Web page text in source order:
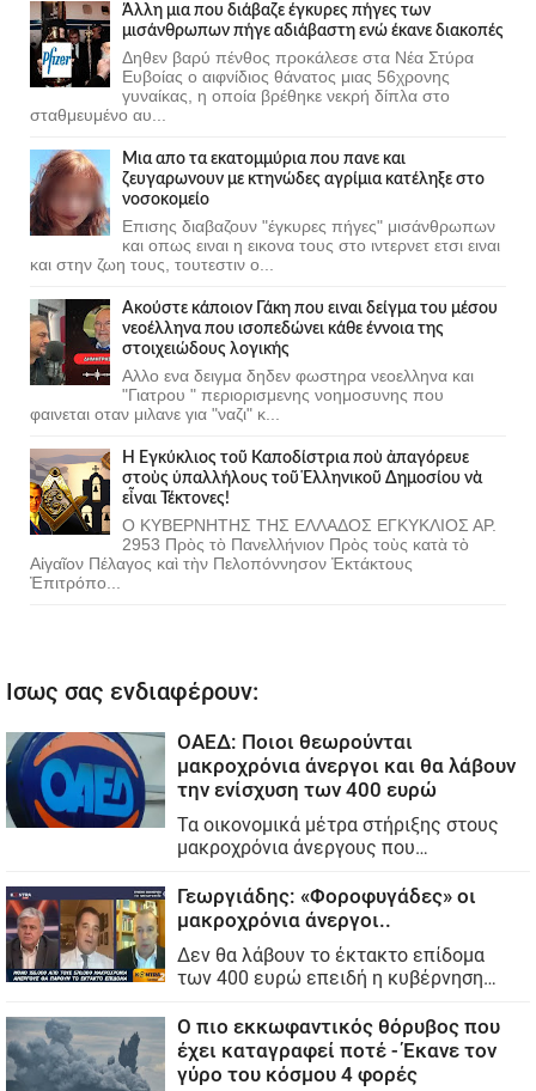
Άλλη μια που διάβαζε έγκυρες πήγες των
μισάνθρωπων πήγε αδιάβαστη ενώ έκανε διακοπές
Δηθεν βαρύ πένθος προκάλεσε στα Νέα Στύρα
Ευβοίας ο αιφνίδιος θάνατος μιας 56χρονης
γυναίκας, η οποία βρέθηκε νεκρή δίπλα στο
σταθμευμένο αυ...
Μια απο τα εκατομμύρια που πανε και
ζευγαρωνουν με κτηνώδες αγρίμια κατέληξε στο
νοσοκομείο
Επισης διαβαζουν "έγκυρες πήγες" μισάνθρωπων
και οπως ειναι η εικονα τους στο ιντερνετ ετσι ειναι
και στην ζωη τους, τουτεστιν ο...
Ακούστε κάποιον Γάκη που ειναι δείγμα του μέσου
νεοέλληνα που ισοπεδώνει κάθε έννοια της
στοιχειώδους λογικής
Αλλο ενα δειγμα δηδεν φωστηρα νεοελληνα και
"Γιατρου " περιορισμενης νοημοσυνης που
φαινεται οταν μιλανε για "ναζι" κ...
Ἡ Ἐγκύκλιος τοῦ Καποδίστρια ποὺ ἀπαγόρευε
στοὺς ὑπαλλήλους τοῦ Ἑλληνικοῦ Δημοσίου νὰ
εἶναι Τέκτονες!
Ο ΚΥΒΕΡΝΗΤΗΣ ΤΗΣ ΕΛΛΑΔΟΣ ΕΓΚΥΚΛΙΟΣ ΑΡ.
2953 Πρὸς τὸ Πανελλήνιον Πρὸς τοὺς κατὰ τὸ
Αἰγαῖον Πέλαγος καὶ τὴν Πελοπόννησον Ἐκτάκτους
Ἐπιτρόπο...